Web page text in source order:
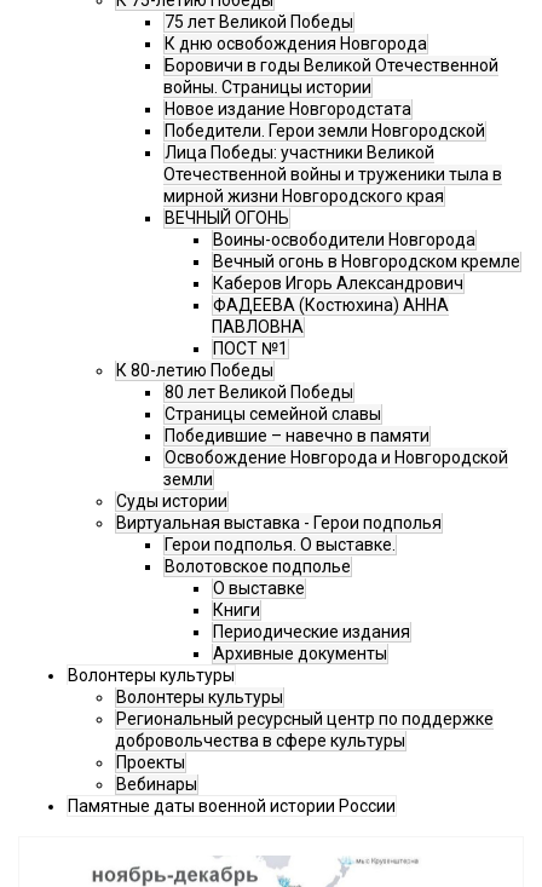
75 лет Великой Победы
К дню освобождения Новгорода
Боровичи в годы Великой Отечественной
войны. Страницы истории
Новое издание Новгородстата
Победители. Герои земли Новгородской
Лица Победы: участники Великой
Отечественной войны и труженики тыла в
мирной жизни Новгородского края
ВЕЧНЫЙ ОГОНЬ
Воины-освободители Новгорода
Вечный огонь в Новгородском кремле
Каберов Игорь Александрович
ФАДЕЕВА (Костюхина) АННА
ПАВЛОВНА
ПОСТ №1
К 80-летию Победы
80 лет Великой Победы
Страницы семейной славы
Победившие – навечно в памяти
Освобождение Новгорода и Новгородской
земли
Суды истории
Виртуальная выставка - Герои подполья
Герои подполья. О выставке.
Волотовское подполье
О выставке
Книги
Периодические издания
Архивные документы
Волонтеры культуры
Волонтеры культуры
Региональный ресурсный центр по поддержке
добровольчества в сфере культуры
Проекты
Вебинары
Памятные даты военной истории России